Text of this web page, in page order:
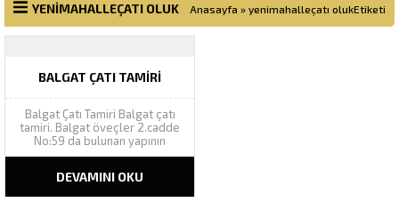
YENIMAHALLEÇATI OLUK Anasayfa » yenimahalleçatı olukEtiketi
BALGAT ÇATI TAMIRI
Balgat Çatı Tamiri Balgat çatı
tamiri. Balgat öveçler 2.cadde
No:59 da bulunan yapının
akıntılarının çatı tamiri tespiti
malzemesi olarak kullanılan
onduline levhaların oluk
DEVAMINI OKU